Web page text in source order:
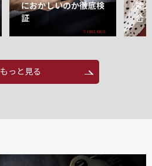
におかしいのか徹底検
証
能
合
もっと見る